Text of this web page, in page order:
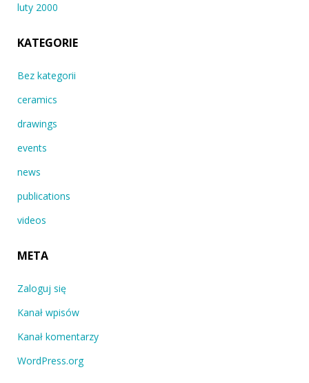
luty 2000
KATEGORIE
Bez kategorii
ceramics
drawings
events
news
publications
videos
META
Zaloguj się
Kanał wpisów
Kanał komentarzy
WordPress.org